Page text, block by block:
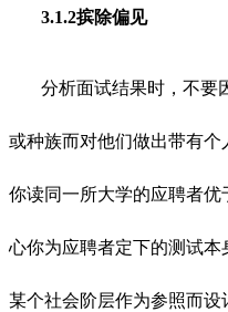
3.1.2摈除偏见
分析面试结果时，不要
或种族而对他们做出带有
你读同一所大学的应聘者
心你为应聘者定下的测试
某个社会阶层作为参照而设